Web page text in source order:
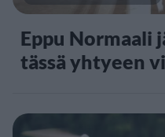
Eppu Normaali
tässä yhtyeen